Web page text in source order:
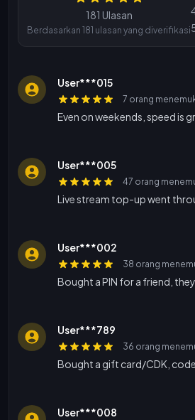
181 Ulasan
Berdasarkan 181 ulasan yang diverifikasi
User***015
7 orang
Even on weekends, speed is
User***005
47 orang
Live stream top-up went
User***002
38 orang
Bought a PIN for a friend,
User***789
36 orang
Bought a gift card/CDK,
User***008